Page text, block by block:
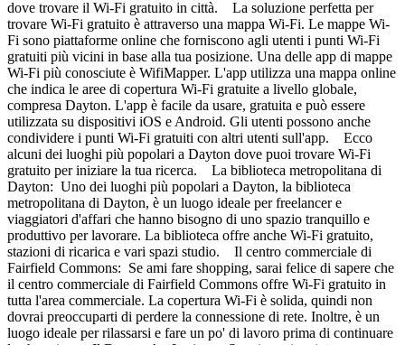
dove trovare il Wi-Fi gratuito in città. La soluzione perfetta per
trovare Wi-Fi gratuito è attraverso una mappa Wi-Fi. Le mappe Wi-
Fi sono piattaforme online che forniscono agli utenti i punti Wi-Fi
gratuiti più vicini in base alla tua posizione. Una delle app di mappe
Wi-Fi più conosciute è WifiMapper. L'app utilizza una mappa online
che indica le aree di copertura Wi-Fi gratuite a livello globale,
compresa Dayton. L'app è facile da usare, gratuita e può essere
utilizzata su dispositivi iOS e Android. Gli utenti possono anche
condividere i punti Wi-Fi gratuiti con altri utenti sull'app. Ecco
alcuni dei luoghi più popolari a Dayton dove puoi trovare Wi-Fi
gratuito per iniziare la tua ricerca. La biblioteca metropolitana di
Dayton: Uno dei luoghi più popolari a Dayton, la biblioteca
metropolitana di Dayton, è un luogo ideale per freelancer e
viaggiatori d'affari che hanno bisogno di uno spazio tranquillo e
produttivo per lavorare. La biblioteca offre anche Wi-Fi gratuito,
stazioni di ricarica e vari spazi studio. Il centro commerciale di
Fairfield Commons: Se ami fare shopping, sarai felice di sapere che
il centro commerciale di Fairfield Commons offre Wi-Fi gratuito in
tutta l'area commerciale. La copertura Wi-Fi è solida, quindi non
dovrai preoccuparti di perdere la connessione di rete. Inoltre, è un
luogo ideale per rilassarsi e fare un po' di lavoro prima di continuare